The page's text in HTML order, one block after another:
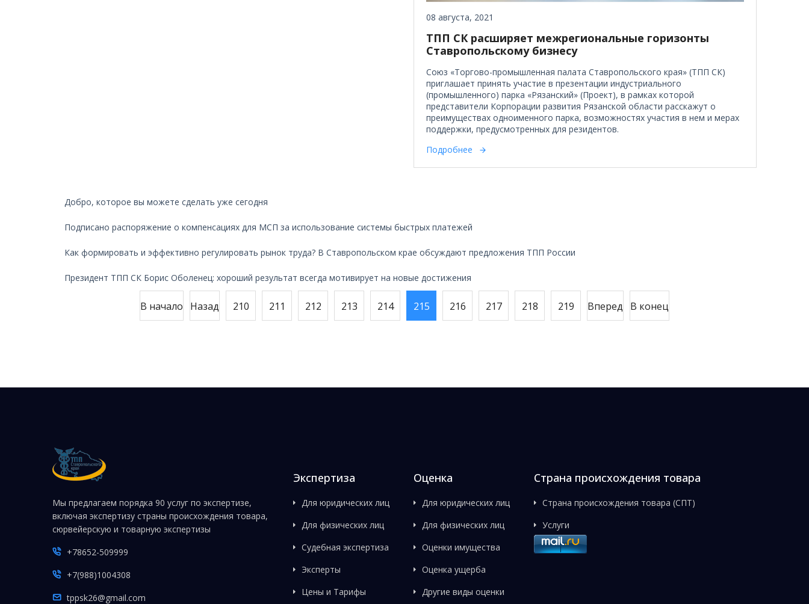
08 августа, 2021
ТПП СК расширяет межрегиональные горизонты
Ставропольскому бизнесу
Союз «Торгово-промышленная палата Ставропольского края» (ТПП СК)
приглашает принять участие в презентации индустриального
(промышленного) парка «Рязанский» (Проект), в рамках которой
представители Корпорации развития Рязанской области расскажут о
преимуществах одноименного парка, возможностях участия в нем и мерах
поддержки, предусмотренных для резидентов.
Подробнее
Добро, которое вы можете сделать уже сегодня
Подписано распоряжение о компенсациях для МСП за использование системы быстрых платежей
Как формировать и эффективно регулировать рынок труда? В Ставропольском крае обсуждают предложения ТПП России
Президент ТПП СК Борис Оболенец: хороший результат всегда мотивирует на новые достижения
В начало Назад 210 211 212 213 214 215 216 217 218 219 Вперед В конец
Мы предлагаем порядка 90 услуг по экспертизе,
включая экспертизу страны происхождения товара,
сюрвейерскую и товарную экспертизы
+78652-509999
+7(988)1004308
tppsk26@gmail.com
Экспертиза
Для юридических лиц
Для физических лиц
Судебная экспертиза
Эксперты
Цены и Тарифы
Оценка
Для юридических лиц
Для физических лиц
Оценки имущества
Оценка ущерба
Другие виды оценки
Страна происхождения товара
Страна происхождения товара (СПТ)
Услуги